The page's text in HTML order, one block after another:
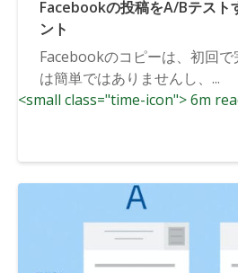
Facebookの投稿をA/Bテスト
ント
Facebookのコピーは、初回
は簡単ではありませんし、...
<small class="time-icon"> 6m